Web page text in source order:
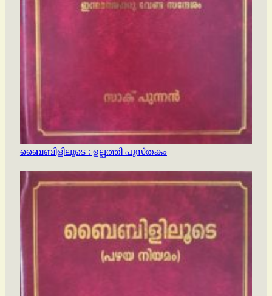
ബൈബിളിലൂടെ : ഉല്പത്തി പുസ്തകം